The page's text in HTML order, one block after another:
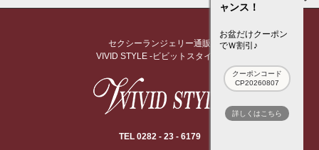
セクシーランジェリー通販
VIVID STYLE -ビビットスタイル-
TEL 0282 - 23 - 6179
ャンス！
お盆だけクーポン
でＷ割引♪
クーポンコード
CP20260807
詳しくはこちら